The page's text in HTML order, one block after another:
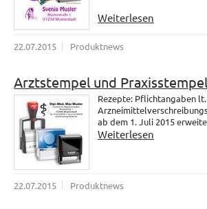
Weiterlesen
22.07.2015 Produktnews
Arztstempel und Praxisstempel
Rezepte: Pflichtangaben lt.
ab dem 1. Juli 2015
Weiterlesen
22.07.2015 Produktnews